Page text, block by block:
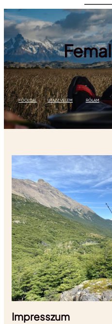
Ugrás
a
tartalomhoz
FŐOLDAL UTAZZ VELEM RÓLAM
Impresszum